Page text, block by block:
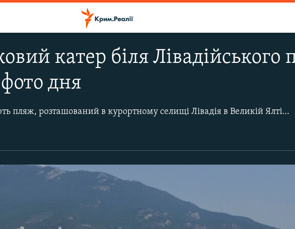
катер біля Лівадійського
дня
Лівадійським називають пляж, розташований в курортному селищі Лівадія в Великій Ялті. Деякі фахівці вважають селище найтеплішим населеним пунктом всього Південного узбережжя Криму. Від північних вітрів його прикриває гірський масив Ай-Петрі.